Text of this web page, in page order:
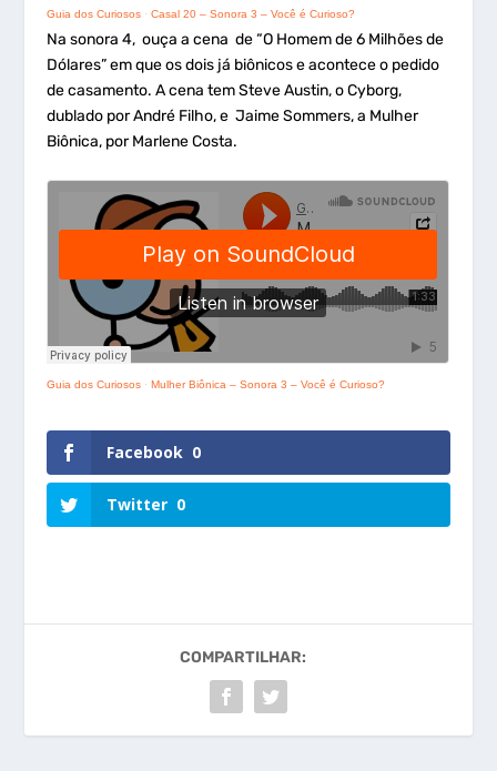
Guia dos Curiosos ·Casal 20 – Sonora 3 – Você é Curioso?
Na sonora 4, ouça a cena de “O Homem de 6 Milhões de
Dólares” em que os dois já biônicos e acontece o pedido
de casamento. A cena tem Steve Austin, o Cyborg,
dublado por André Filho, e Jaime Sommers, a Mulher
Biônica, por Marlene Costa.
Guia dos Curiosos ·Mulher Biônica – Sonora 3 – Você é Curioso?
Facebook 0
Twitter 0
COMPARTILHAR: